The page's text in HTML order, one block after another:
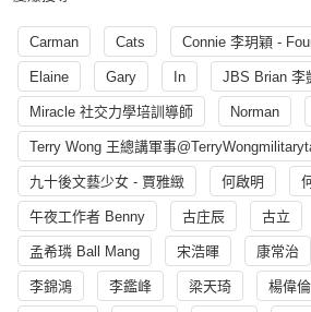
Carman Cats Connie 李玥穎 -
Elaine Gary In JBS Brian 李
Miracle 社交力學培訓導師 Norman
Terry Wong 王總講軍事
九十後文藝少女 - 賈雅緻 何啟明
午夜工作者 Benny 古庄辰 古立
孟希璘 Ball Mang 宋浩暉 康常治
李錦鴻 李鑑峰 梁天琦 楊偉倫